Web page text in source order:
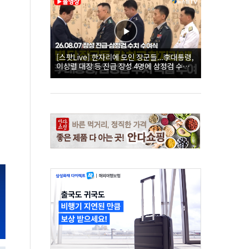
[스팟Live] 한자리에 모인 장군들...李대통령,
이상렬 대장 등 진급 장성 4명에 삼정검 수치
직접 수여｜26.08.07 장성 진급·삼정검 수치